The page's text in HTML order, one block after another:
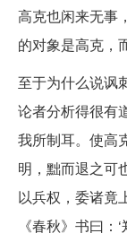
高克也闲来无事
的对象是高克，
至于为什么说讽
论者分析得很有
我所制耳。使高
明，黜而退之可
以兵权，委诸竟
《春秋》书曰：